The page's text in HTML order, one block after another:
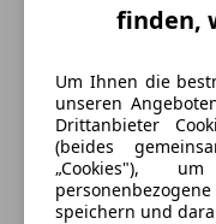
finden,
Um Ihnen die
unseren
Drittanbieter
(beides
„Cookies"),
speichern und